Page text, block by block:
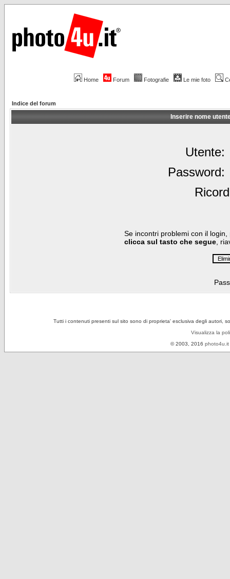
Home Forum Fotografie Le mie foto
Indice del forum
Inserire nome
Utente:
Password:
Se incontri problemi con il
clicca sul tasto che segue ,
Tutti i contenuti presenti sul sito sono di proprieta' esclusiva degli autori,
Visualizza la
© 2003, 2016 photo4u.it